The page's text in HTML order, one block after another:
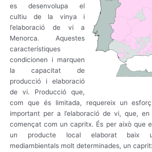
es desenvolupa el
cultiu de la vinya i
l’elaboració de vi a
Menorca. Aquestes
característiques
condicionen i marquen
la capacitat de
producció i elaboració
de vi. Producció que,
com que és limitada, requereix un
important per a l’elaboració de vi, que,
començat com un capritx. És per això que
un producte local elaborat baix
mediambientals molt determinades, un